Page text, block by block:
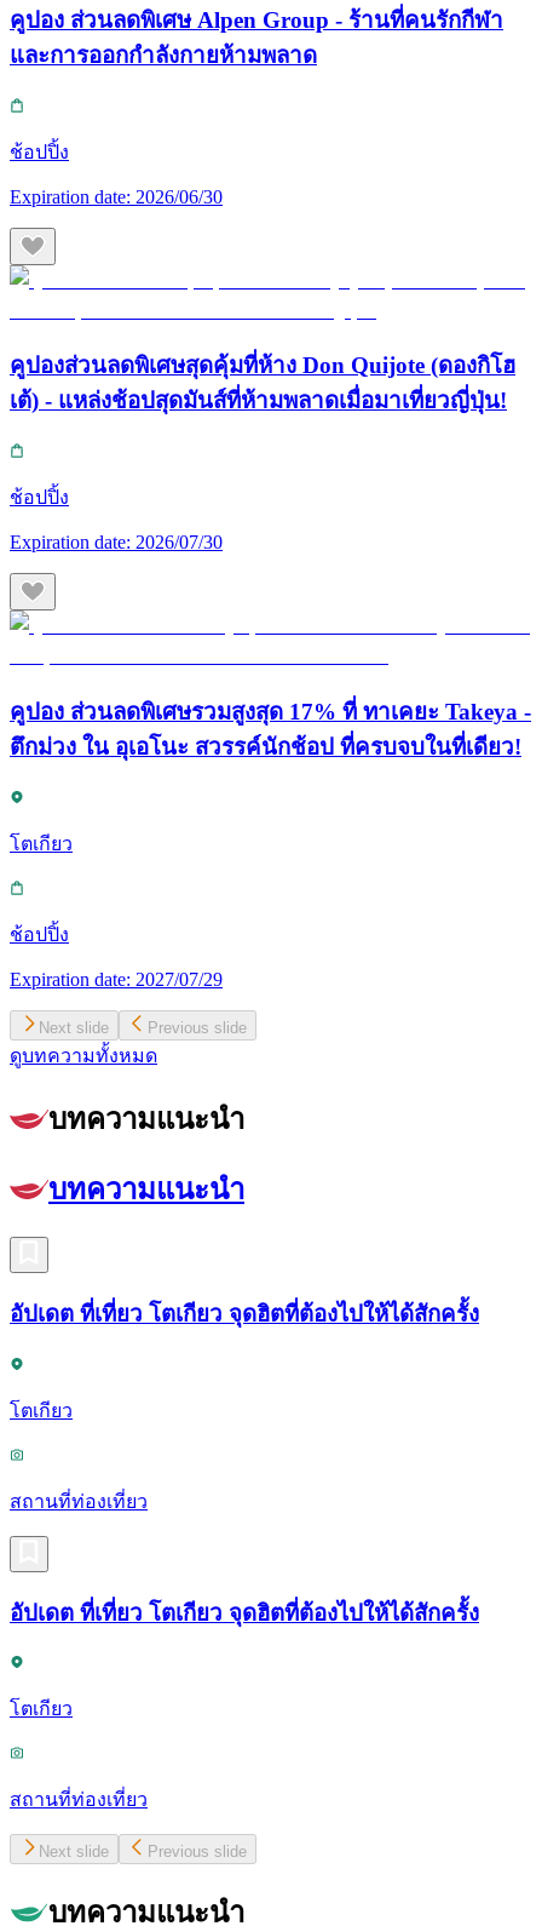
คูปอง ส่วนลดพิเศษ Alpen Group - ร้านที่คนรักกีฬา
และการออกกำลังกายห้ามพลาด
ช้อปปิ้ง
Expiration date: 2026/06/30
คูปองส่วนลดพิเศษสุดคุ้มที่ห้าง Don Quijote (ดองกิโฮ
เต้) - แหล่งช้อปสุดมันส์ที่ห้ามพลาดเมื่อมาเที่ยวญี่ปุ่น!
ช้อปปิ้ง
Expiration date: 2026/07/30
คูปอง ส่วนลดพิเศษรวมสูงสุด 17% ที่ ทาเคยะ Takeya -
ตึกม่วง ใน อุเอโนะ สวรรค์นักช้อป ที่ครบจบในที่เดียว!
โตเกียว
ช้อปปิ้ง
Expiration date: 2027/07/29
Next slide Previous slide
ดูบทความทั้งหมด
บทความแนะนำ
บทความแนะนำ
อัปเดต ที่เที่ยว โตเกียว จุดฮิตที่ต้องไปให้ได้สักครั้ง
โตเกียว
สถานที่ท่องเที่ยว
อัปเดต ที่เที่ยว โตเกียว จุดฮิตที่ต้องไปให้ได้สักครั้ง
โตเกียว
สถานที่ท่องเที่ยว
Next slide Previous slide
บทความแนะนำ